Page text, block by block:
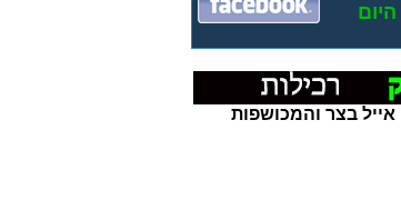
היום
אייל בצר והמכושפות